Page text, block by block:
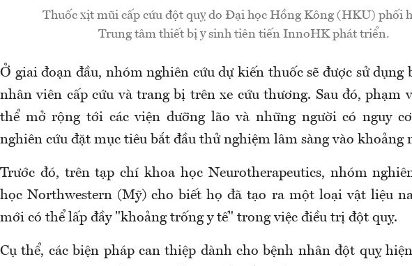
Thuốc xịt mũi cấp cứu đột quỵ do Đại học Hồng Kông (HKU) phối
Trung tâm thiết bị y sinh tiên tiến InnoHK phát triển.
Ở giai đoạn đầu, nhóm nghiên cứu dự kiến thuốc sẽ được sử dụng
nhân viên cấp cứu và trang bị trên xe cứu thương. Sau đó, phạm
thể mở rộng tới các viện dưỡng lão và những người có nguy
nghiên cứu đặt mục tiêu bắt đầu thử nghiệm lâm sàng vào khoảng
Trước đó, trên tạp chí khoa học Neurotherapeutics, nhóm
học Northwestern (Mỹ) cho biết họ đã tạo ra một loại vật liệu
mới có thể lấp đầy "khoảng trốngy tế" trong việc điều trị đột quỵ.
Cụ thể, các biện pháp can thiệp dành cho bệnh nhân đột quỵ